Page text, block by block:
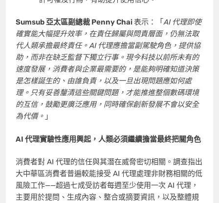
Sumsub 亞太區副總裁 Penny Chai表示：「 AI 代理即使
確實能大幅提升效率，在責任歸屬與問責層面，仍無法取
代人類承擔最終責任。AI 代理應擔當副駕駛角色，提供協
助，而非在缺乏監督下獨立行事。現今科技以前所未有的
速度發展，消費者與企業最需要的，是能夠明確知道決策
是怎樣誕生的、由誰負責，以及一旦出現問題應如何處
理。只有妥善釐清這些關鍵問題，才能推進整個數碼環境
的互信，鼓勵更廣泛應用，同時確保創新發展不會以安全
為代價。 」
AI 代理實驗性應用興起，人類必須繼續擔當最終把關角色
消費者對 AI 代理的信任與其潛在威脅密切相關。調查指出
大中華區消費者普遍較能接受 AI 代理處理非財務相關的低
風險工作——超過七成受訪者每週至少使用一次 AI 代理，
主要用於提問、生成內容、整合或摘要資訊，以及整體規